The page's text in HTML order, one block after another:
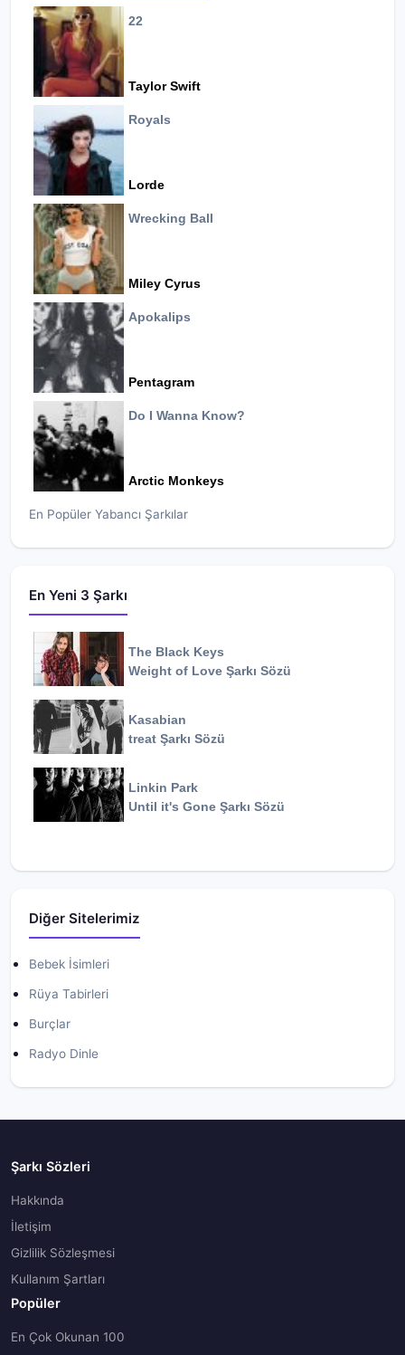
22
Taylor Swift
Royals
Lorde
Wrecking Ball
Miley Cyrus
Apokalips
Pentagram
Do I Wanna Know?
Arctic Monkeys
En Popüler Yabancı Şarkılar
En Yeni 3 Şarkı
The Black Keys
Weight of Love Şarkı Sözü
Kasabian
treat Şarkı Sözü
Linkin Park
Until it's Gone Şarkı Sözü
Diğer Sitelerimiz
Bebek İsimleri
Rüya Tabirleri
Burçlar
Radyo Dinle
Şarkı Sözleri
Hakkında
İletişim
Gizlilik Sözleşmesi
Kullanım Şartları
Popüler
En Çok Okunan 100